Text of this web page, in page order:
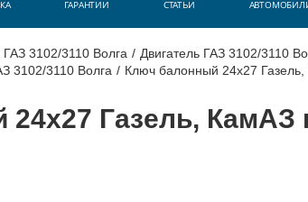
ГАРАНТИИ СТАТЬИ
ГАЗ 3102/3110 Волга / Двигатель ГАЗ 3102/3110
3102/3110 Волга / Ключ балонный 24х27
Газель, КамАЗ